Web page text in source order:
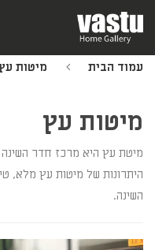
main
content
עמוד הבית מיטות
מיטות עץ
מיטת עץ היא מרכז חדר
היתרונות של מיטות עץ מלא,
השינה.